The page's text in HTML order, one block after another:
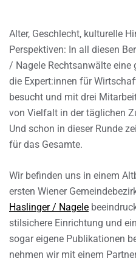
Alter, Geschlecht, kulturelle
Perspektiven: In all diesen
/ Nagele Rechtsanwälte eine
die Expert:innen für
besucht und mit drei
von Vielfalt in der täglichen
Und schon in dieser Runde
für das Gesamte.
Wir befinden uns in einem
ersten Wiener
Haslinger / Nagele
stilsichere Einrichtung und
sogar eigene Publikationen
nehmen wir mit einem